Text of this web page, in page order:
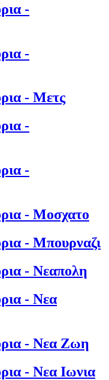
-
-
- Μετς
-
-
- Μοσχατο
- Μπουρναζι
- Νεαπολη
- Νεα
- Νεα Ζωη
- Νεα Ιωνια